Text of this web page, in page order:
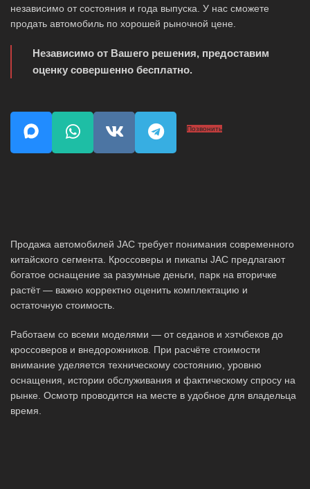
независимо от состояния и года выпуска. У нас сможете
продать автомобиль по хорошей рыночной цене.
Независимо от Вашего решения, предоставим
оценку совершенно бесплатно.
Позвонить
Продажа автомобилей JAC требует понимания современного
китайского сегмента. Кроссоверы и пикапы JAC предлагают
богатое оснащение за разумные деньги, парк на вторичке
растёт — важно корректно оценить комплектацию и
остаточную стоимость.
Работаем со всеми моделями — от седанов и хэтчбеков до
кроссоверов и внедорожников. При расчёте стоимости
внимание уделяется техническому состоянию, уровню
оснащения, истории обслуживания и фактическому спросу на
рынке. Осмотр проводится на месте в удобное для владельца
время.